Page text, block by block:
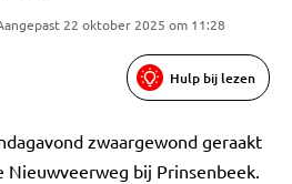
22 oktober 2025 om 11:28
Hulp bij lezen
zwaargewond geraakt
Nieuwveerweg bij Prinsenbeek.